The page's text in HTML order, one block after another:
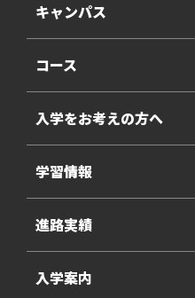
キャンパス
コース
入学をお考えの方へ
学習情報
進路実績
入学案内